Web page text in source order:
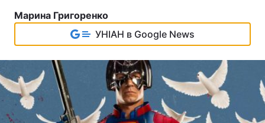
Марина Григоренко
УНІАН в Google News